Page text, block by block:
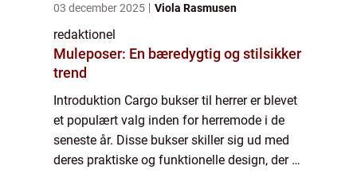
03 december 2025 Viola Rasmusen
redaktionel
Muleposer: En bæredygtig og stilsikker
trend
Introduktion Cargo bukser til herrer er blevet
et populært valg inden for herremode i de
seneste år. Disse bukser skiller sig ud med
deres praktiske og funktionelle design, der er